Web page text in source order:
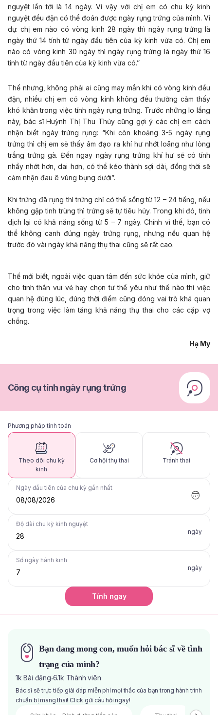
nguyệt lần tới là 14 ngày. Vì vậy với chị em có chu kỳ kinh
nguyệt đều đặn có thể đoán được ngày rụng trứng của mình. Ví
dụ: chị em nào có vòng kinh 28 ngày thì ngày rụng trứng là
ngày thứ 14 tính từ ngày đầu tiên của kỳ kinh vừa có. Chị em
nào có vòng kinh 30 ngày thì ngày rụng trứng là ngày thứ 16
tính từ ngày đầu tiên của kỳ kinh vừa có.”
Thế nhưng, không phải ai cũng may mắn khi có vòng kinh đều
đặn, nhiều chị em có vòng kinh không đều thường cảm thấy
khó khăn trong việc tính ngày rụng trứng. Trước những lo lắng
này, bác sĩ Huỳnh Thị Thu Thủy cũng gợi ý các chị em cách
nhận biết ngày trứng rụng: “Khi còn khoảng 3-5 ngày rụng
trứng thì chị em sẽ thấy âm đạo ra khí hư nhớt loãng như lòng
trắng trứng gà. Đến ngay ngày rụng trứng khí hư sẽ có tính
nhầy nhớt hơn, dai hơn, có thể kéo thành sợi dài, đồng thời sẽ
cảm nhận đau ê vùng bụng dưới”.
Khi trứng đã rụng thì trứng chỉ có thể sống từ 12 – 24 tiếng, nếu
không gặp tinh trùng thì trứng sẽ tự tiêu hủy. Trong khi đó, tinh
dịch lại có khả năng sống từ 5 – 7 ngày. Chính vì thế, bạn có
thể không canh đúng ngày trứng rụng, nhưng nếu quan hệ
trước đó vài ngày khả năng thụ thai cũng sẽ rất cao.
Thế mới biết, ngoài việc quan tâm đến sức khỏe của mình, giữ
cho tinh thần vui vẻ hay chọn tư thế yêu như thế nào thì việc
quan hệ đúng lúc, đúng thời điểm cũng đóng vai trò khá quan
trọng trong việc làm tăng khả năng thụ thai cho các cặp vợ
chồng.
Hạ My
Công cụ tính ngày rụng trứng
Phương pháp tính toán
Theo dõi chu kỳ
kinh
Cơ hội thụ thai Tránh thai
Ngày đầu tiên của chu kỳ gần nhất
08/08/2026
Độ dài chu kỳ kinh nguyệt
ngày
Số ngày hành kinh
ngày
Tính ngay
Bạn đang mong con, muốn hỏi bác sĩ về tình
trạng của mình?
1k Bài đăng·6.1k Thành viên
Bác sĩ sẽ trực tiếp giải đáp miễn phí mọi thắc của bạn trong hành trình
chuẩn bị mang thai! Click gửi câu hỏi ngay!